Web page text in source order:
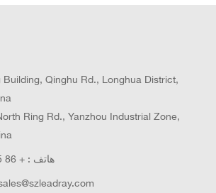
Building, Qinghu Rd., Longhua District,
Ring Rd., Yanzhou Industrial Zone,
هاتف : + 86 755 2100 8656